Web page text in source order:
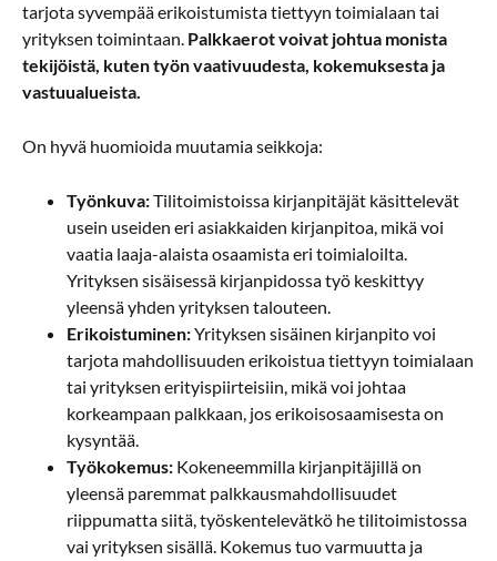
tarjota syvempää erikoistumista tiettyyn toimialaan tai
yrityksen toimintaan. Palkkaerot voivat johtua monista
tekijöistä, kuten työn vaativuudesta, kokemuksesta ja
vastuualueista.
On hyvä huomioida muutamia seikkoja:
Työnkuva:Tilitoimistoissa kirjanpitäjät käsittelevät
usein useiden eri asiakkaiden kirjanpitoa, mikä voi
vaatia laaja-alaista osaamista eri toimialoilta.
Yrityksen sisäisessä kirjanpidossa työ keskittyy
yleensä yhden yrityksen talouteen.
Erikoistuminen:Yrityksen sisäinen kirjanpito voi
tarjota mahdollisuuden erikoistua tiettyyn toimialaan
tai yrityksen erityispiirteisiin, mikä voi johtaa
korkeampaan palkkaan, jos erikoisosaamisesta on
kysyntää.
Työkokemus: Kokeneemmilla kirjanpitäjillä on
yleensä paremmat palkkausmahdollisuudet
riippumatta siitä, työskentelevätkö he tilitoimistossa
vai yrityksen sisällä. Kokemus tuo varmuutta ja